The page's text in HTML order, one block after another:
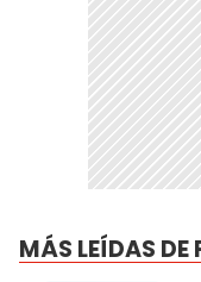
MÁS LEÍDAS DE